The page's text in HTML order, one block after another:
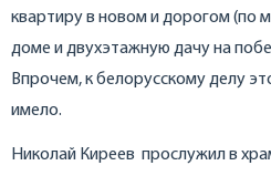
квартиру в новом и дорогом (по
доме и двухэтажную дачу на
Впрочем, к белорусскому делу
имело.
Николай Киреев прослужил в